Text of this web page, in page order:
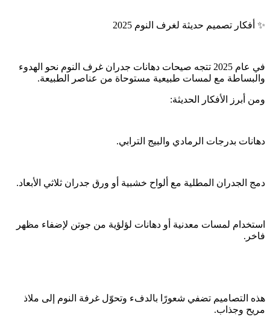
✨ أفكار تصميم حديثة لغرف النوم 2025
في عام 2025 تتجه صيحات دهانات جدران غرف النوم نحو الهدوء
والبساطة مع لمسات طبيعية مستوحاة من عناصر الطبيعة.
ومن أبرز الأفكار الحديثة:
دهانات بدرجات الرمادي والبيج الترابي.
دمج الجدران المطلية مع ألواح خشبية أو ورق جدران ثلاثي الأبعاد.
استخدام لمسات معدنية أو دهانات لؤلؤية من جوتن لإضفاء مظهر
فاخر.
هذه التصاميم تضفي شعورًا بالدفء وتحوّل غرفة النوم إلى ملاذ
مريح وجذاب.